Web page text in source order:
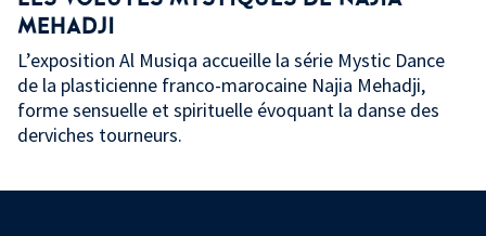
MEHADJI
L’exposition Al Musiqa accueille la série Mystic Dance
de la plasticienne franco-marocaine Najia Mehadji,
forme sensuelle et spirituelle évoquant la danse des
derviches tourneurs.